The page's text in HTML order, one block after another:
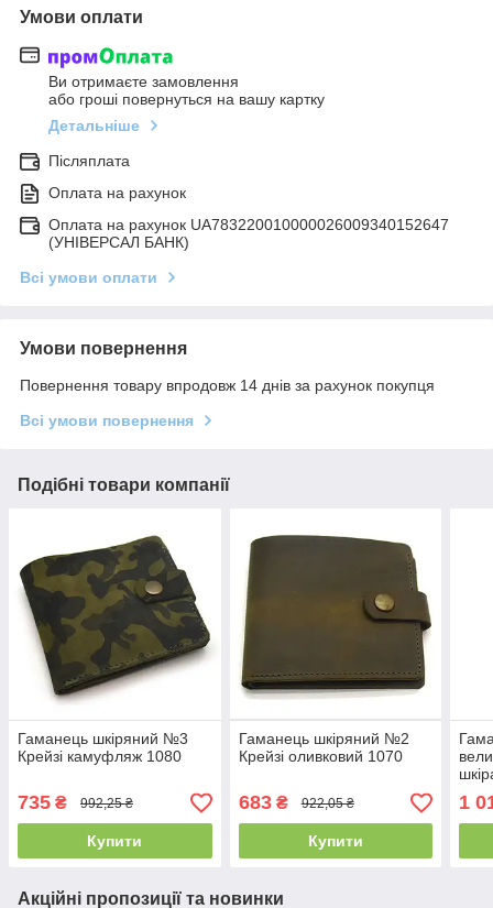
Умови оплати
Ви отримаєте замовлення
або гроші повернуться на вашу картку
Детальніше
Післяплата
Оплата на рахунок
Оплата на рахунок UA783220010000026009340152647
(УНІВЕРСАЛ БАНК)
Всі умови оплати
Умови повернення
Повернення товару впродовж 14 днів за рахунок покупця
Всі умови повернення
Подібні товари компанії
Гаманець шкіряний №3
Крейзі камуфляж 1080
735 ₴ 992,25 ₴
Купити
Гаманець шкіряний №2
Крейзі оливковий 1070
683₴ 922,05 ₴
Купити
1109
1
Акційні пропозиції та новинки